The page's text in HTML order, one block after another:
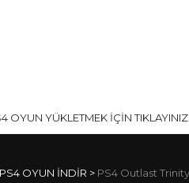
OYUN YÜKLETMEK İÇİN TIKLAYINIZ
PS4 OYUN İNDİR > PS4 Outlast